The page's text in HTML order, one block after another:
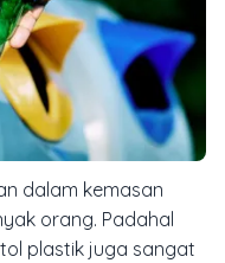
dalam kemasan
orang. Padahal
plastik juga sangat